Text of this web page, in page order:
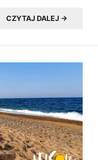
CZYTAJ DALEJ →